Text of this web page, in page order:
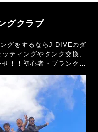
グクラブ
グをするならJ-DIVEのダ
ティングやタンク交換、
！！初心者・ブランクダ